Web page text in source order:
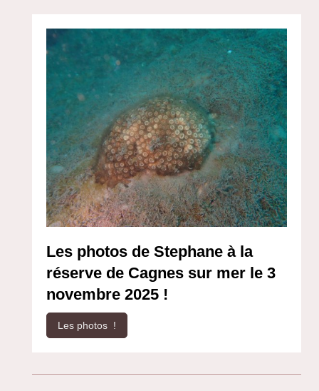
Les photos de Stephane à la
réserve de Cagnes sur mer le 3
novembre 2025 !
Les photos !